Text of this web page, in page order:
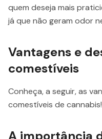
quem deseja mais
já que não geram odor
Vantagens e
comestíveis
Conheça, a seguir, as
comestíveis de cannabis!
A importância